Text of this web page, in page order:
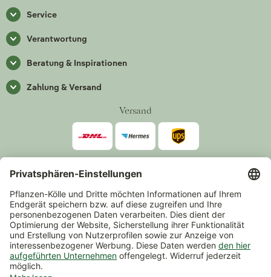
Service
Verantwortung
Beratung & Inspirationen
Zahlung & Versand
Versand
*Alle Preise inkl. gesetzlicher Mehrwertsteuer zzgl.Versand
Mindestbestellwert 14,90 €, ausgenommen sind Gutscheine und
Events.